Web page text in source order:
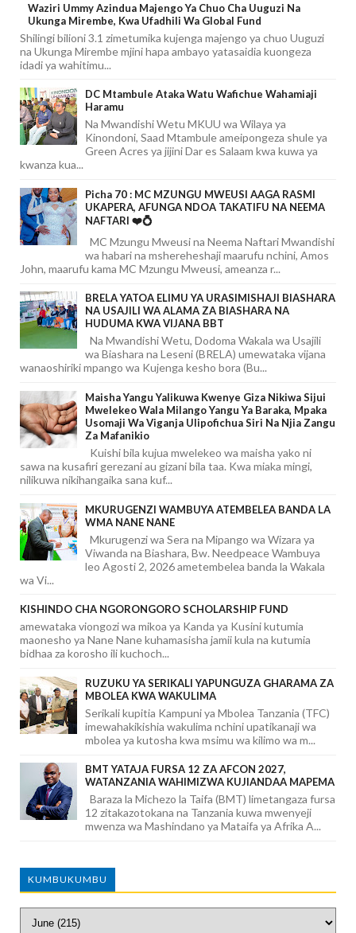
Waziri Ummy Azindua Majengo Ya Chuo Cha Uuguzi Na
Ukunga Mirembe, Kwa Ufadhili Wa Global Fund
Shilingi bilioni 3.1 zimetumika kujenga majengo ya chuo Uuguzi
na Ukunga Mirembe mjini hapa ambayo yatasaidia kuongeza
idadi ya wahitimu...
DC Mtambule Ataka Watu Wafichue Wahamiaji
Haramu
Na Mwandishi Wetu MKUU wa Wilaya ya
Kinondoni, Saad Mtambule ameipongeza shule ya
Green Acres ya jijini Dar es Salaam kwa kuwa ya
kwanza kua...
Picha 70 : MC MZUNGU MWEUSI AAGA RASMI
UKAPERA, AFUNGA NDOA TAKATIFU NA NEEMA
NAFTARI ❤️💍
MC Mzungu Mweusi na Neema Naftari Mwandishi
wa habari na mshereheshaji maarufu nchini, Amos
John, maarufu kama MC Mzungu Mweusi, ameanza r...
BRELA YATOA ELIMU YA URASIMISHAJI BIASHARA
NA USAJILI WA ALAMA ZA BIASHARA NA
HUDUMA KWA VIJANA BBT
Na Mwandishi Wetu, Dodoma Wakala wa Usajili
wa Biashara na Leseni (BRELA) umewataka vijana
wanaoshiriki mpango wa Kujenga kesho bora (Bu...
Maisha Yangu Yalikuwa Kwenye Giza Nikiwa Sijui
Mwelekeo Wala Milango Yangu Ya Baraka, Mpaka
Usomaji Wa Viganja Ulipofichua Siri Na Njia Zangu
Za Mafanikio
Kuishi bila kujua mwelekeo wa maisha yako ni
sawa na kusafiri gerezani au gizani bila taa. Kwa miaka mingi,
nilikuwa nikihangaika sana kuf...
MKURUGENZI WAMBUYA ATEMBELEA BANDA LA
WMA NANE NANE
Mkurugenzi wa Sera na Mipango wa Wizara ya
Viwanda na Biashara, Bw. Needpeace Wambuya
leo Agosti 2, 2026 ametembelea banda la Wakala
wa Vi...
KISHINDO CHA NGORONGORO SCHOLARSHIP FUND
amewataka viongozi wa mikoa ya Kanda ya Kusini kutumia
maonesho ya Nane Nane kuhamasisha jamii kula na kutumia
bidhaa za korosho ili kuchoch...
RUZUKU YA SERIKALI YAPUNGUZA GHARAMA ZA
MBOLEA KWA WAKULIMA
Serikali kupitia Kampuni ya Mbolea Tanzania (TFC)
imewahakikishia wakulima nchini upatikanaji wa
mbolea ya kutosha kwa msimu wa kilimo wa m...
BMT YATAJA FURSA 12 ZA AFCON 2027,
WATANZANIA WAHIMIZWA KUJIANDAA MAPEMA
Baraza la Michezo la Taifa (BMT) limetangaza fursa
12 zitakazotokana na Tanzania kuwa mwenyeji
mwenza wa Mashindano ya Mataifa ya Afrika A...
KUMBUKUMBU